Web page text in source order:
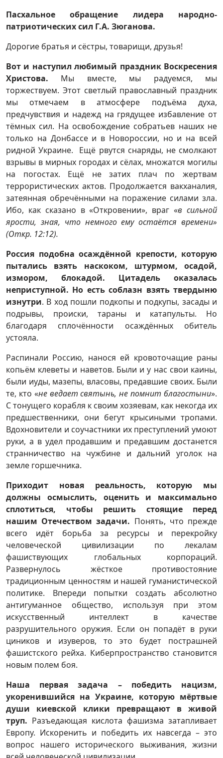
Пасхальное обращение лидера народно-
патриотических сил Г.А. Зюганова.
Дорогие братья и сёстры, товарищи, друзья!
Вот и наступил любимый праздник Воскресения
Христова. Мы вместе, мы радуемся, мы
торжествуем. Этот светлый православный праздник
мы отмечаем в атмосфере подъёма духа,
предчувствия и надежд на грядущее избавление от
тёмных сил. На освобождение собратьев наших не
только на Донбассе и в Новороссии, но и на всей
ридной Украине. Ещё рвутся снаряды, не смолкают
взрывы в мирных городах и сёлах, множатся могилы
на погостах. Ещё не затих плач по жертвам
террористических актов. Продолжается вакханалия,
затеянная обречёнными на поражение силами зла.
Ибо, как сказано в «Откровении», враг «в сильной
ярости, зная, что немного ему остаётся времени»
(Откр. 12:12).
Россия подобна осаждённой крепости, которую
пытались взять наскоком, штурмом, осадой,
измором, блокадой. Цитадель оказалась
неприступной. Но есть соблазн взять твердыню
изнутри. В ход пошли подкопы и подкупы, засады и
подрывы, происки, тараны и катапульты. Но
благодаря сплочённости осаждённых обитель
устояла.
Распинали Россию, нанося ей кровоточащие раны
копьём клеветы и наветов. Были и у нас свои каины,
были иуды, мазепы, власовы, предавшие своих. Были
те, кто «не ведает святынь, не помнит благостыни».
С тонущего корабля к своим хозяевам, как некогда их
предшественники, они бегут крысиными тропами.
Вдохновители и соучастники их преступлений умоют
руки, а в удел продавшим и предавшим достанется
странничество на чужбине и дальний уголок на
земле горшечника.
Приходит новая реальность, которую мы
должны осмыслить, оценить и максимально
сплотиться, чтобы решить стоящие перед
нашим Отечеством задачи. Понять, что прежде
всего идёт борьба за ресурсы и перекройку
человеческой цивилизации по лекалам
фашиствующих глобальных корпораций.
Развернулось жёсткое противостояние
традиционным ценностям и нашей гуманистической
политике. Впереди попытки создать абсолютно
антигуманное общество, используя при этом
искусственный интеллект в качестве
разрушительного оружия. Если он попадёт в руки
циников и изуверов, то это будет пострашней
фашистского рейха. Киберпространство становится
новым полем боя.
Наша первая задача – победить нацизм,
укоренившийся на Украине, которую мёртвые
души киевской клики превращают в живой
труп. Разъедающая кислота фашизма затапливает
Европу. Искоренить и победить их навсегда – это
вопрос нашего исторического выживания, жизни